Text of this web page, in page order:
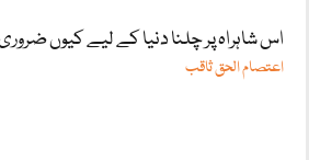
اس شاہراہ پر چلنا دنیا کے لیے کیوں
اعتصام الحق ثاقب